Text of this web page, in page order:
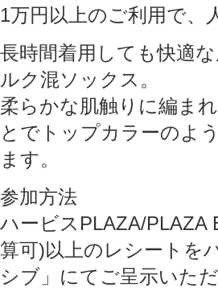
1万円以上のご利用で、
長時間着用しても快適
ルク混ソックス。
柔らかな肌触りに編ま
とでトップカラーのよ
ます。
参加方法
ハービスPLAZA/PLAZA
算可)以上のレシートを
シブ」にてご呈示いた